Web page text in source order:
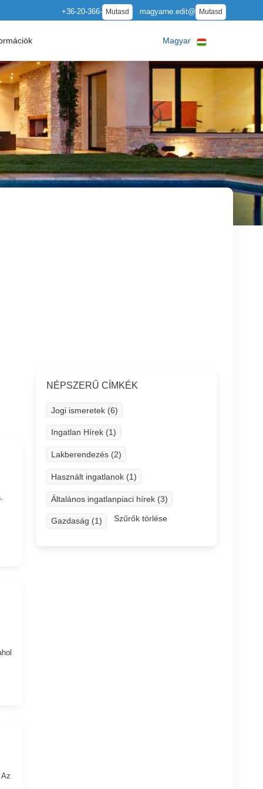
+36-20-366- Mutasd magyarne.edit@ Mutasd
Magyar
NÉPSZERŰ CÍMKÉK
Jogi ismeretek (6)
Ingatlan Hírek (1)
Lakberendezés (2)
Használt ingatlanok (1)
Általános ingatlanpiaci hírek (3)
Gazdaság (1) Szűrők törlése